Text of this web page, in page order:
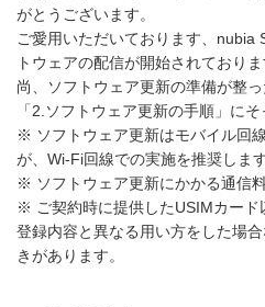
がとうございます。
ご愛用いただいております、nubia
トウェアの配信が開始されており
尚、ソフトウェア更新の準備が整
「2.ソフトウェア更新の手順」に
※ ソフトウェア更新はモバイル回
が、Wi-Fi回線での実施を推奨します
※ ソフトウェア更新にかかる通信料
※ ご契約時に提供したUSIMカード
登録内容と異なる用い方をした場
きがあります。